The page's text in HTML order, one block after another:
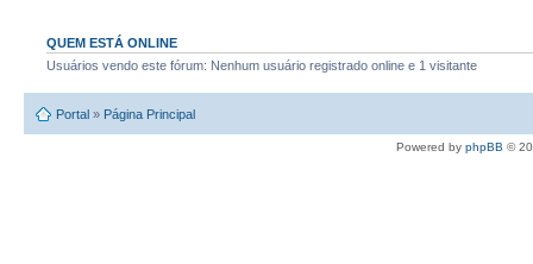
QUEM ESTÁ ONLINE
Usuários vendo este fórum: Nenhum usuário registrado online e 1 visitante
Portal » Página Principal
Powered by phpBB ©